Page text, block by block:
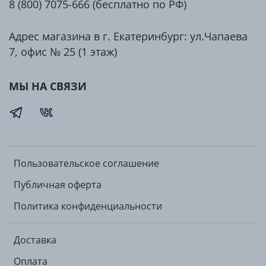
Доступные вкусы Fit Kit Protein Cake:
Двойной шоколад – насыщенный шоколадный
вкус для настоящих сладкоежек.
Ромовая баба – ароматный десерт с легкими
Тройной шоколад – максимальная шоколадная
Тропический кокос – экзотическое сочетание
Фисташковая кунафа – изысканный вкус
с натуральными фисташками.
Как употреблять?
Fit Kit Protein Cake готов к употреблению и станет
отличной альтернативой обычным сладостям.
Удобный формат позволяет взять его с собой в
Пользовательское соглашение
Публичная оферта
Политика конфиденциальности
Доставка
Оплата
8 (800) 7075-666 (бесплатно по РФ)
Адрес магазина в г. Екатеринбург: ул.Чапаева
7, офис № 25 (1 этаж)
МЫ НА СВЯЗИ